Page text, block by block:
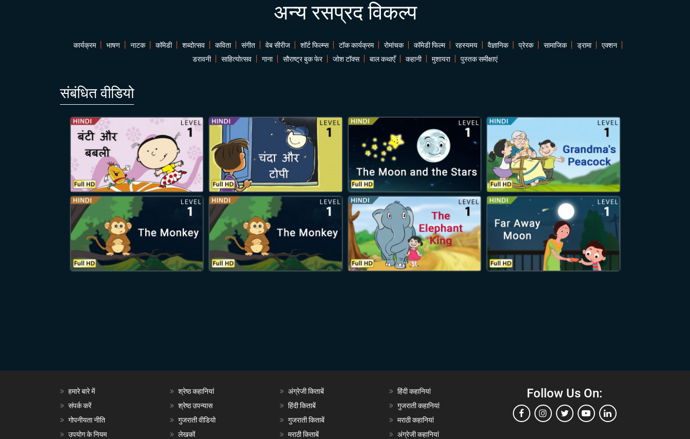
अन्य रसप्रद विकल्प
कार्यक्रम भाषण नाटक कॉमेडी शब्दोत्सव कविता संगीत वेब सीरीज शॉर्ट फिल्म्स टॉक कार्यक्रम रोमांचक कॉमेडी फिल्म रहस्यमय वैज्ञानिक प्रेरक सामाजिक ड्रामा
एक्शन
डरावनी
साहित्योत्सव गाना सौराष्ट्र बुक फेर जोश टॉक्स बाल कथाएँ कहानी मुशायरा पुस्तक समीक्षाएं
संबंधित वीडियो
हमारे बारे में
संपर्क करें
गोपनीयता नीति
उपयोग के नियम
श्रेष्ठ कहानियां
श्रेष्ठ उपन्यास
गुजराती वीडियो
लेखकों
अंग्रेजी किताबें
हिंदी किताबें
गुजराती किताबें
मराठी किताबें
हिंदी कहानियां
गुजराती कहानियां
मराठी कहानियां
अंग्रेजी कहानियां
Follow Us On: